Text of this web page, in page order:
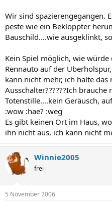
Wir sind spazierengegangen.
peste wie ein Bekloppter
Bauschild....wie ausgeklinkt,
Kein Spiel möglich, wie würde
Rennauto auf der
kann nicht mehr, ich halte
Ausschalter??????Ich brauche
Totenstille....kein Geräusch,
:wow :hae? :weg
Es gibt keinen Ort im Haus,
ihn nicht aus, ich kann nicht
Winnie2005
frei
5 November 2006